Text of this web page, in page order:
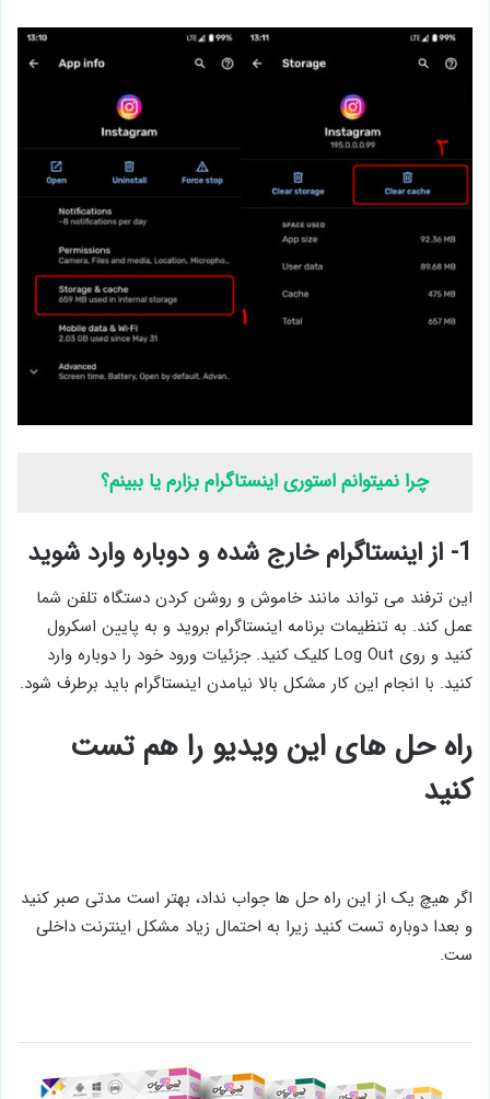
چرا نمیتوانم استوری اینستاگرام بزارم یا ببینم؟
1- از اینستاگرام خارج شده و دوباره وارد شوید
این ترفند می تواند مانند خاموش و روشن کردن دستگاه تلفن شما
عمل کند. به تنظیمات برنامه اینستاگرام بروید و به پایین اسکرول
کنید و روی Log Out کلیک کنید. جزئیات ورود خود را دوباره وارد
کنید. با انجام این کار مشکل بالا نیامدن اینستاگرام باید برطرف شود.
راه حل های این ویدیو را هم تست
کنید
اگر هیچ یک از این راه حل ها جواب نداد، بهتر است مدتی صبر کنید
و بعدا دوباره تست کنید زیرا به احتمال زیاد مشکل اینترنت داخلی
ست.